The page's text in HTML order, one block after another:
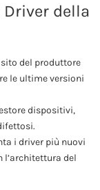
della
del produttore
le ultime versioni
dispositivi,
i driver più nuovi
del